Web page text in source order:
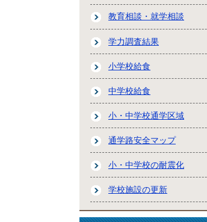
教育相談・就学相談
学力調査結果
小学校給食
中学校給食
小・中学校通学区域
通学路安全マップ
小・中学校の耐震化
学校施設の更新